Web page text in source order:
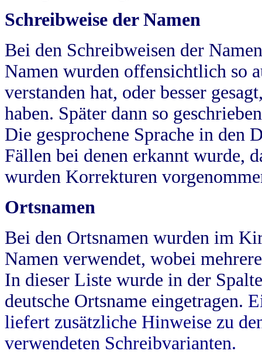
Schreibweise der Namen
Bei den Schreibweisen der
Namen wurden offensichtlich so
verstanden hat, oder besser
haben. Später dann so
Die gesprochene Sprache in
Fällen bei denen erkannt wurde,
wurden Korrekturen
Ortsnamen
Bei den Ortsnamen wurden im
Namen verwendet, wobei
In dieser Liste wurde in der
deutsche Ortsname eingetragen.
liefert zusätzliche Hinweise zu
verwendeten Schreibvarianten.